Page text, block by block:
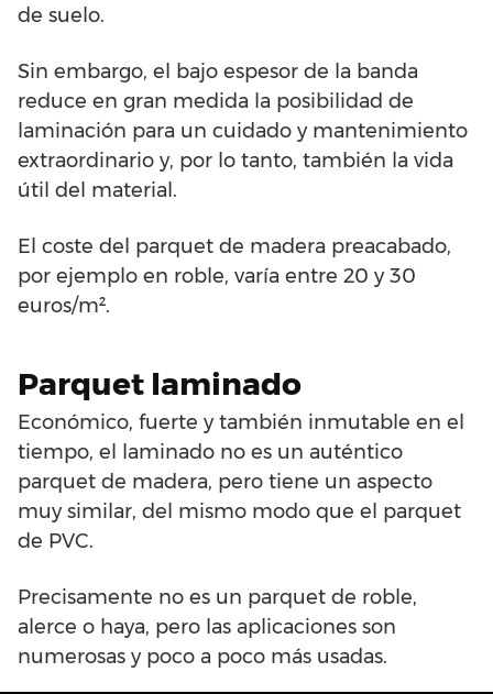
de suelo.
Sin embargo, el bajo espesor de la banda
reduce en gran medida la posibilidad de
laminación para un cuidado y mantenimiento
extraordinario y, por lo tanto, también la vida
útil del material.
El coste del parquet de madera preacabado,
por ejemplo en roble, varía entre 20 y 30
euros/m².
Parquet laminado
Económico, fuerte y también inmutable en el
tiempo, el laminado no es un auténtico
parquet de madera, pero tiene un aspecto
muy similar, del mismo modo que el parquet
de PVC.
Precisamente no es un parquet de roble,
alerce o haya, pero las aplicaciones son
numerosas y poco a poco más usadas.